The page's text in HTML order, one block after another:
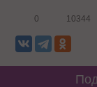
0 10344